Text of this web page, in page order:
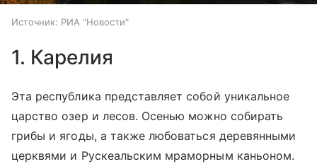
Источник: РИА "Новости"
1. Карелия
Эта республика представляет собой уникальное
царство озер и лесов. Осенью можно собирать
грибы и ягоды, а также любоваться деревянными
церквями и Рускеальским мраморным каньоном.